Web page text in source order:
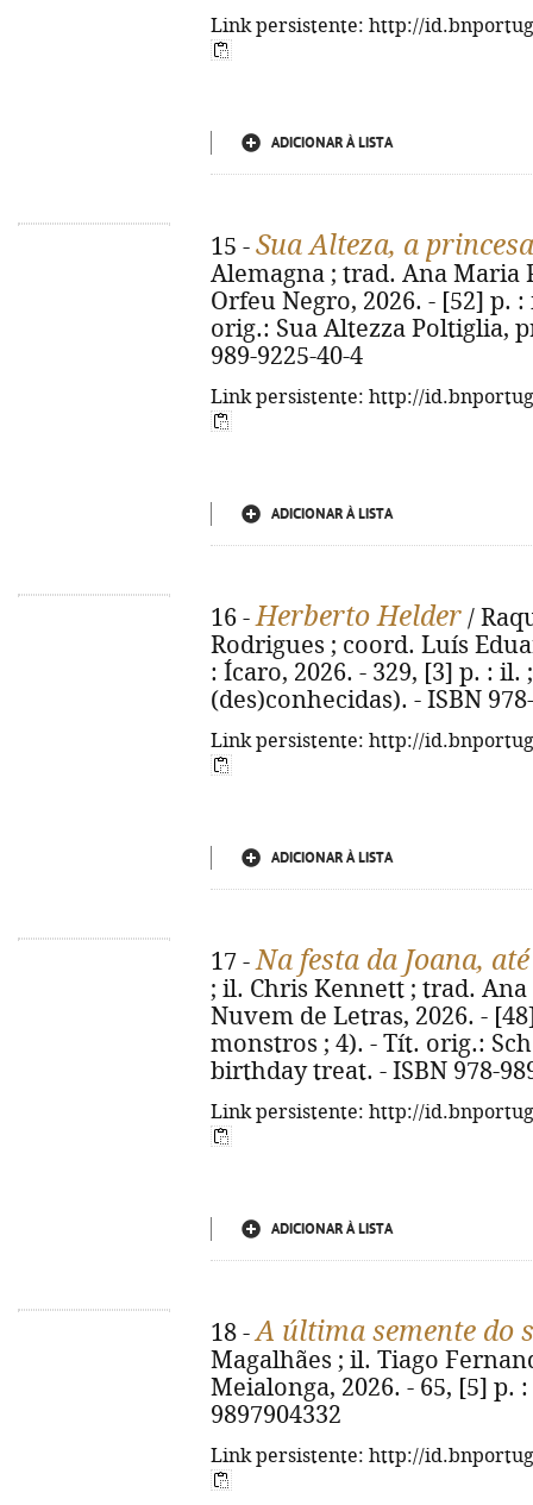
Link persistente: http://
ADICIONAR À LISTA
15 - Sua Alteza, a
Alemagna ; trad. Ana Maria
Orfeu Negro, 2026. - [52] p.
orig.: Sua Altezza Poltiglia,
989-9225-40-4
Link persistente: http://
ADICIONAR À LISTA
16 -Herberto Helder /
Rodrigues ; coord. Luís
: Ícaro, 2026. - 329, [3] p. : il.
(des)conhecidas). - ISBN
Link persistente: http://
ADICIONAR À LISTA
17 -Na festa da Joana,
; il. Chris Kennett ; trad. Ana
Nuvem de Letras, 2026. -
monstros ; 4). - Tít. orig.:
birthday treat. - ISBN 978-
Link persistente: http://
ADICIONAR À LISTA
18 -A última semente do
Magalhães ; il. Tiago
Meialonga, 2026. - 65, [5] p.
9897904332
Link persistente: http://